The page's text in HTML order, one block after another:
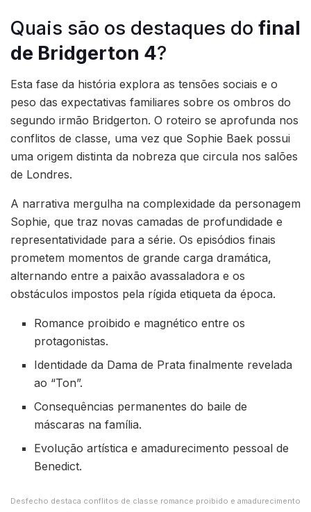
Quais são os destaques do final
de Bridgerton 4?
Esta fase da história explora as tensões sociais e o
peso das expectativas familiares sobre os ombros do
segundo irmão Bridgerton. O roteiro se aprofunda nos
conflitos de classe, uma vez que Sophie Baek possui
uma origem distinta da nobreza que circula nos salões
de Londres.
A narrativa mergulha na complexidade da personagem
Sophie, que traz novas camadas de profundidade e
representatividade para a série. Os episódios finais
prometem momentos de grande carga dramática,
alternando entre a paixão avassaladora e os
obstáculos impostos pela rígida etiqueta da época.
Romance proibido e magnético entre os
protagonistas.
Identidade da Dama de Prata finalmente revelada
ao “Ton”.
Consequências permanentes do baile de
máscaras na família.
Evolução artística e amadurecimento pessoal de
Benedict.
Desfecho destaca conflitos de classe romance proibido e amadurecimento